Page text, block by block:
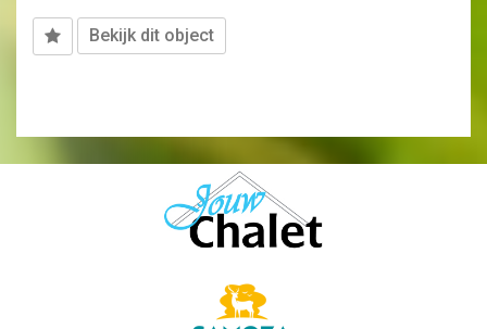
Bekijk dit object